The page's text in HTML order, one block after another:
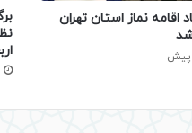
اقامه نماز استان تهران